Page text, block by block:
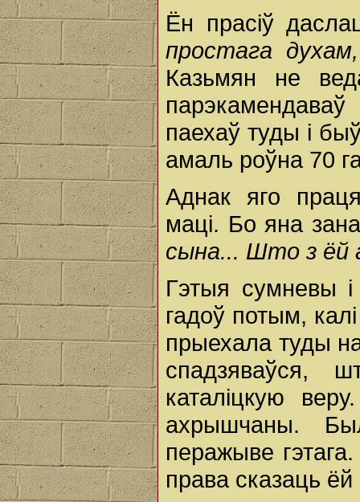
Ён прасіў
простага
Казьмян не
паехаў туды і
амаль роўна 70
Аднак яго
маці. Бо яна
сына... Што з ёй
Гэтыя сумневы і
гадоў потым,
прыехала туды
спадзяваўся,
каталіцкую
ахрышчаны.
перажыве
права сказаць ёй